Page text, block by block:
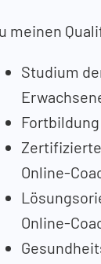
meinen
Studium
Online-
Online-